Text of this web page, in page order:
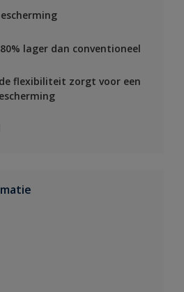
lager dan conventioneel
flexibiliteit zorgt voor een